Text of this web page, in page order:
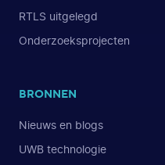
RTLS uitgelegd
Onderzoeksprojecten
BRONNEN
Nieuws en blogs
UWB technologie